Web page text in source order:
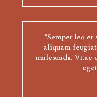
“Semper leo
aliquam
malesuada. Vitae